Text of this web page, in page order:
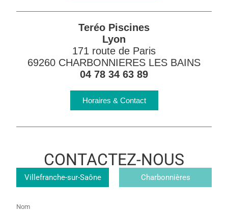
Teréo Piscines
Lyon
171 route de Paris
69260 CHARBONNIERES LES BAINS
04 78 34 63 89
Horaires & Contact
CONTACTEZ-NOUS
Villefranche-sur-Saône Charbonnières